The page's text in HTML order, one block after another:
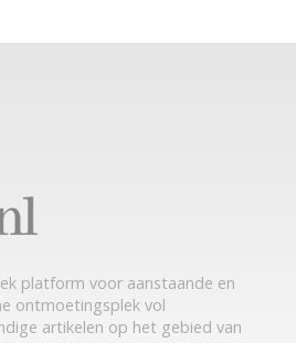
platform voor aanstaande en
ontmoetingsplek vol
artikelen op het gebied van